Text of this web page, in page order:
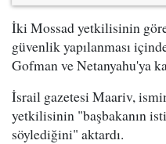
İki Mossad yetkilisinin
güvenlik yapılanması
Gofman ve Netanyahu'ya
İsrail gazetesi Maariv,
yetkilisinin "başbakanın
söylediğini" aktardı.